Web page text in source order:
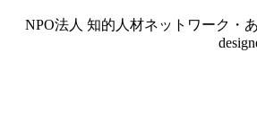
NPO法人 知的人材ネットワーク・